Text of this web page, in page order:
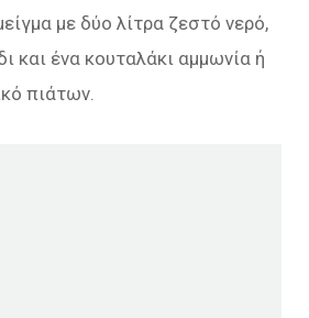
με δύο λίτρα ζεστό νερό,
και ένα κουταλάκι αμμωνία ή
πιάτων.